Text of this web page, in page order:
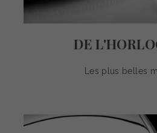
DE
Les plus belles